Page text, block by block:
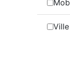
Ville